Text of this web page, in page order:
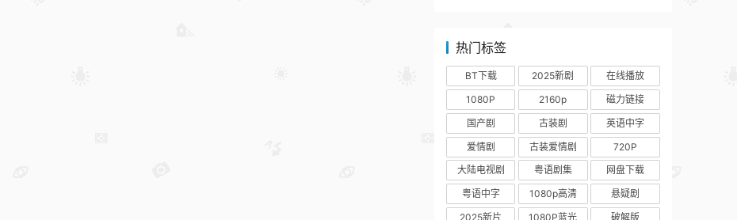
热门标签
BT下载 2025新剧
在线播放
1080P
2160p
磁力链接
国产剧
古装剧
英语中字
爱情剧
古装爱情剧
720P
大陆电视剧
粤语剧集
网盘下载
粤语中字
1080p高清
悬疑剧
2025新片
1080P蓝光
破解版